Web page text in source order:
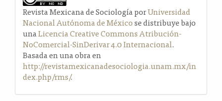
Revista Mexicana de Sociología porUniversidad
Nacional Autónoma de Méxicose distribuye bajo
unaLicencia Creative Commons Atribución-
NoComercial-SinDerivar 4.0 Internacional.
Basada en una obra en
http://revistamexicanadesociologia.unam.mx/in
dex.php/rms/.